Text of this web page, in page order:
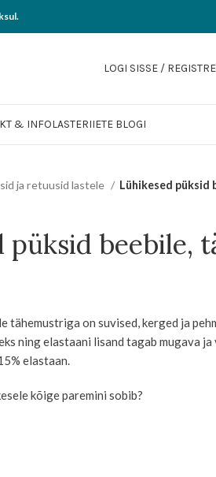
LOGI SISSE /
& INFOLASTERIIETE BLOGI
ja retuusid lastele Lühikesed püksid
püksid beebile,
tähemustriga on suvised, kerged ja
ning elastaani lisand tagab mugava ja
elastaan.
kõige paremini sobib?